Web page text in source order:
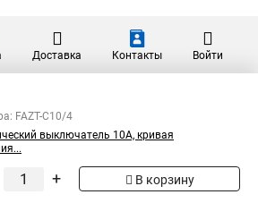
Доставка Контакты Войти
FAZT-C10/4
выключатель 10А, кривая
+ В корзину